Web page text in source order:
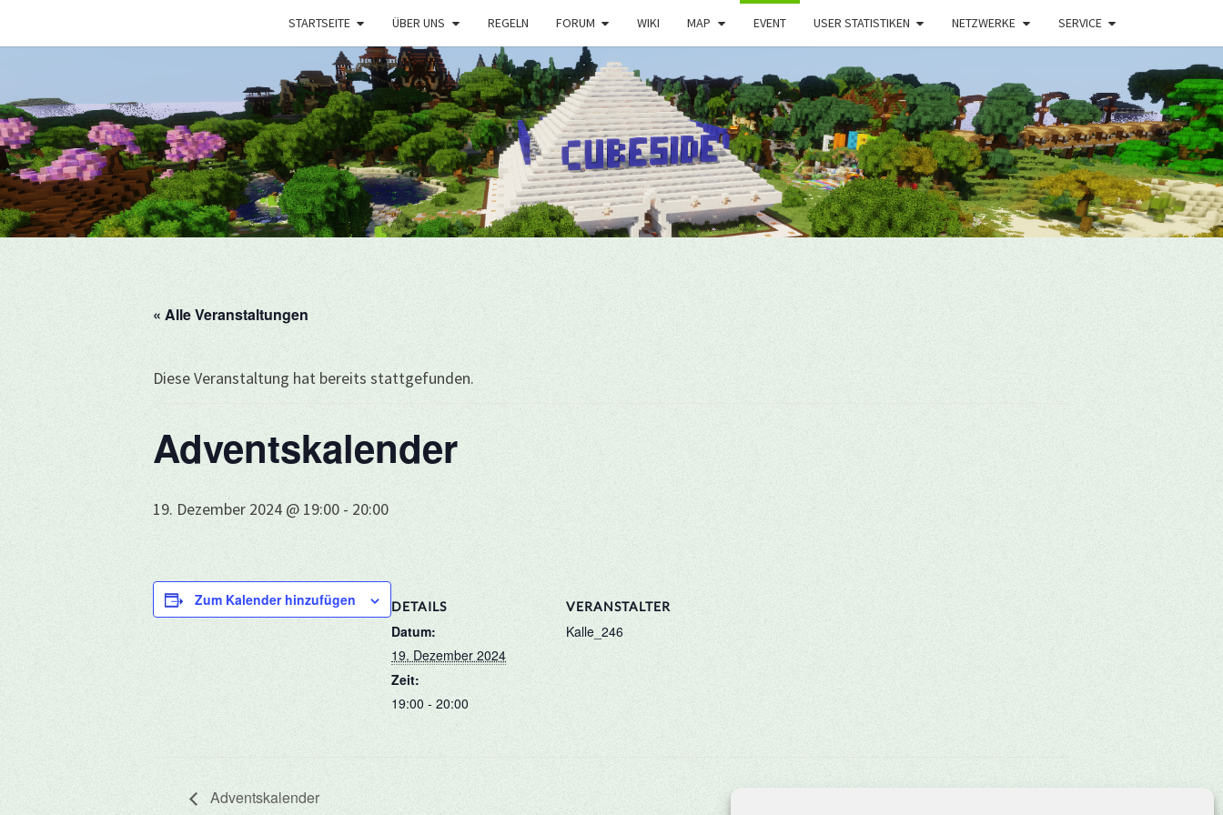
STARTSEITE ÜBER UNS REGELN FORUM WIKI MAP EVENT USER STATISTIKEN NETZWERKE SERVICE
« Alle Veranstaltungen
Diese Veranstaltung hat bereits stattgefunden.
Adventskalender
19. Dezember 2024 @ 19:00 - 20:00
Zum Kalender hinzufügen DETAILS
Datum:
19. Dezember 2024
Zeit:
19:00 - 20:00
VERANSTALTER
Kalle_246
Adventskalender